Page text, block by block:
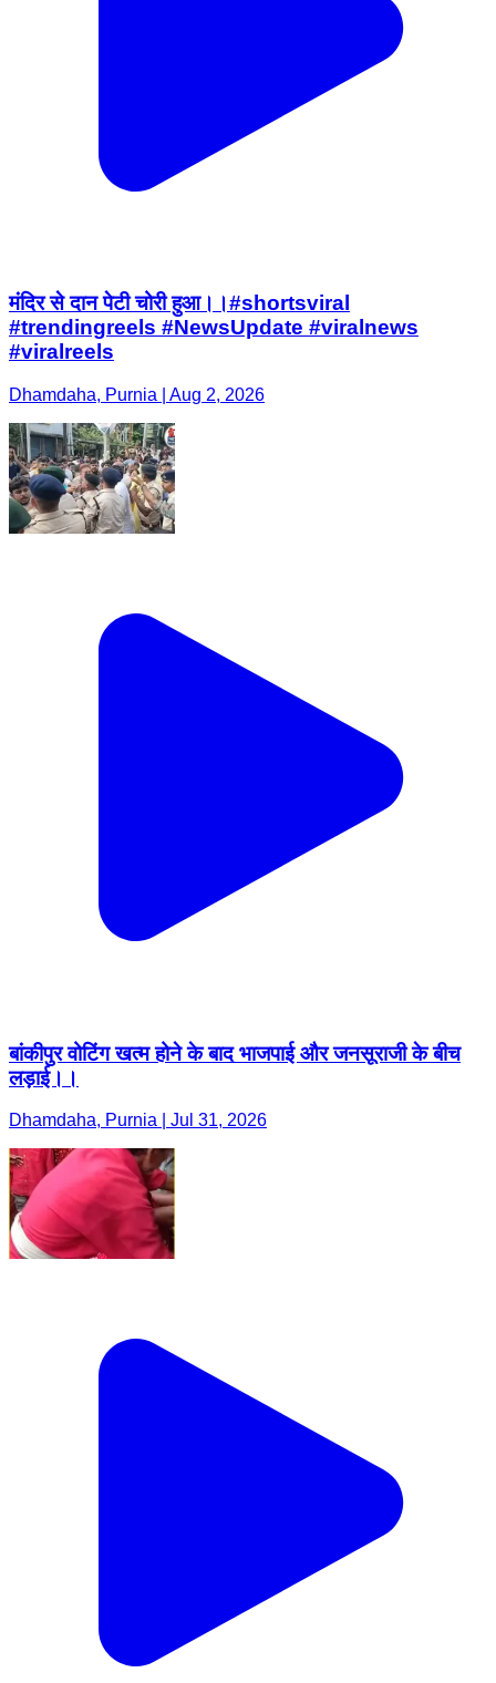
मंदिर से दान पेटी चोरी हुआ।।#shortsviral
#trendingreels #NewsUpdate #viralnews
#viralreels
Dhamdaha, Purnia | Aug 2, 2026
बांकीपुर वोटिंग खत्म होने के बाद भाजपाई और जनसूराजी के बीच
लड़ाई।।
Dhamdaha, Purnia | Jul 31, 2026